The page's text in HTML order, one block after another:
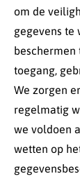
om de
gegevens te
beschermen
toegang,
We zorgen
regelmatig
we voldoen
wetten op